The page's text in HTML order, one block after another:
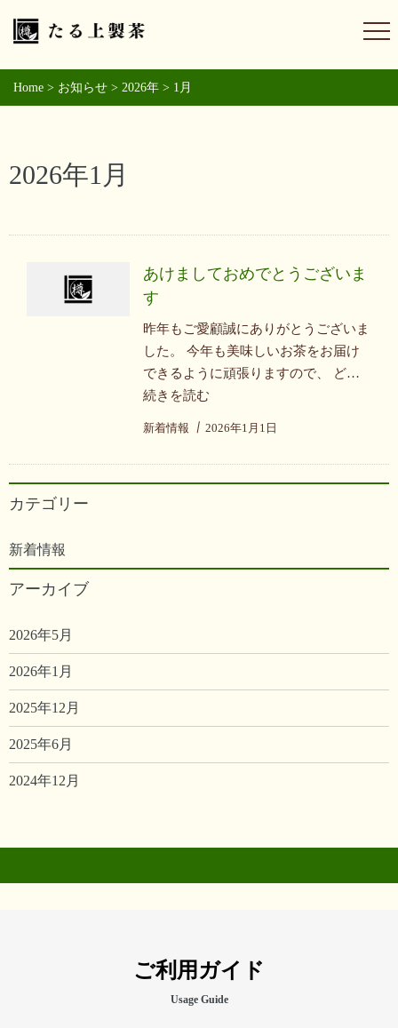
Home > お知らせ > 2026年 > 1月
2026年1月
あけましておめでとうございま
す
昨年もご愛顧誠にありがとうございま
した。 今年も美味しいお茶をお届け
できるように頑張りますので、 ど…
続きを読む
新着情報 2026年1月1日
カテゴリー
新着情報
アーカイブ
2026年5月
2026年1月
2025年12月
2025年6月
2024年12月
ご利用ガイド
Usage Guide